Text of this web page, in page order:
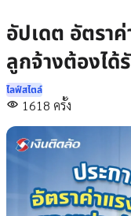
อัปเดต อัตรา
ลูกจ้างต้องได้
ไลฟ์สไตล์
1618 ครั้ง